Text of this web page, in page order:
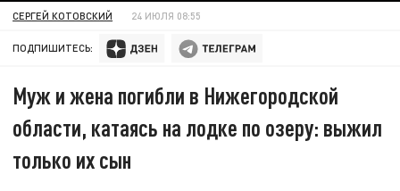
СЕРГЕЙ КОТОВСКИЙ 24 ИЮЛЯ 08:55
ПОДПИШИТЕСЬ:
Муж и жена погибли в Нижегородской
области, катаясь на лодке по озеру: выжил
только их сын